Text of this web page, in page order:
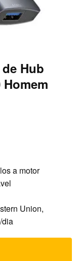
Hub
a motor
Union,
dia